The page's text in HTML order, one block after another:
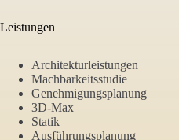
Leistungen
Architekturleistungen
Machbarkeitsstudie
Genehmigungsplanung
3D-Max
Statik
Ausführungsplanung